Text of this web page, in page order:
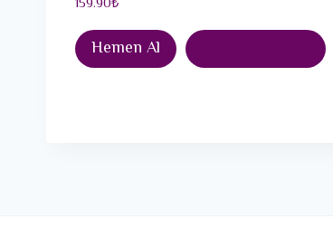
159.90₺
Hemen Al